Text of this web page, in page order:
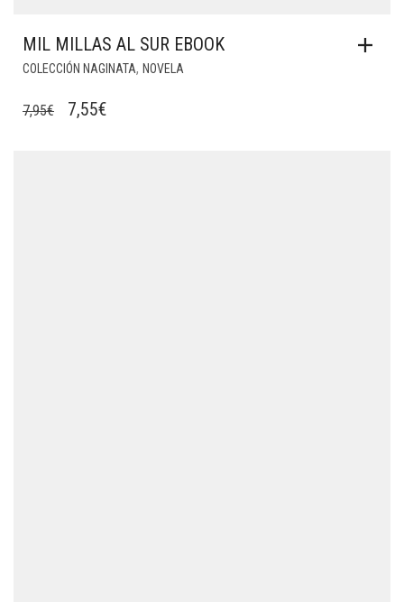
MIL MILLAS AL SUR EBOOK
COLECCIÓN NAGINATA, NOVELA
7,95€
EL
7,55€EL